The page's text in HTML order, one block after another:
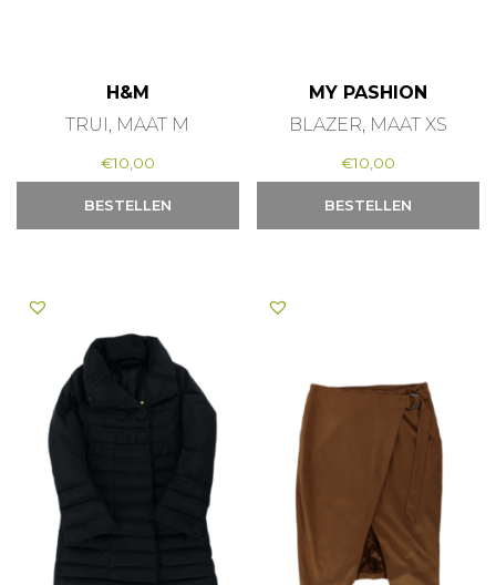
H&M
TRUI, MAAT M
€10,00
BESTELLEN
MY PASHION
BLAZER, MAAT XS
€10,00
BESTELLEN